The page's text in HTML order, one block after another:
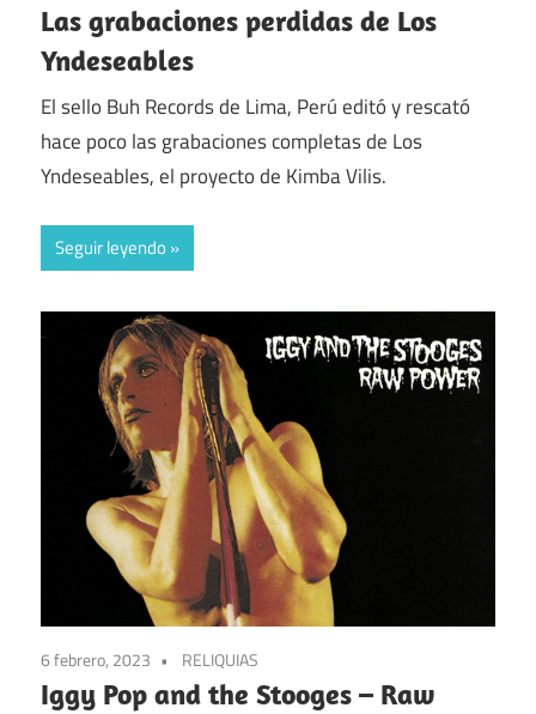
Las grabaciones perdidas de Los
Yndeseables
El sello Buh Records de Lima, Perú editó y rescató
hace poco las grabaciones completas de Los
Yndeseables, el proyecto de Kimba Vilis.
Seguir leyendo
6 febrero, 2023 RELIQUIAS
Iggy Pop and the Stooges – Raw